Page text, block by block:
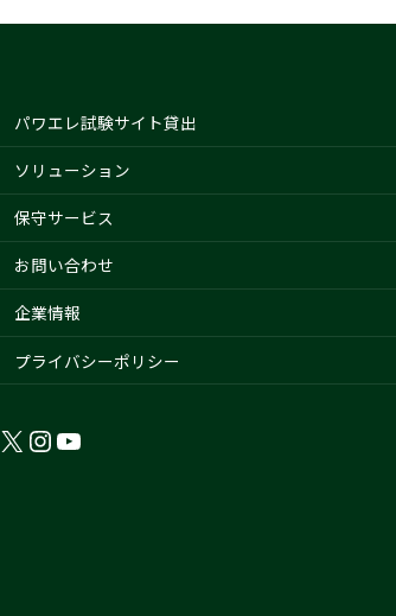
パワエレ試験サイト貸出
ソリューション
保守サービス
お問い合わせ
企業情報
プライバシーポリシー
X Instagram
YouTube